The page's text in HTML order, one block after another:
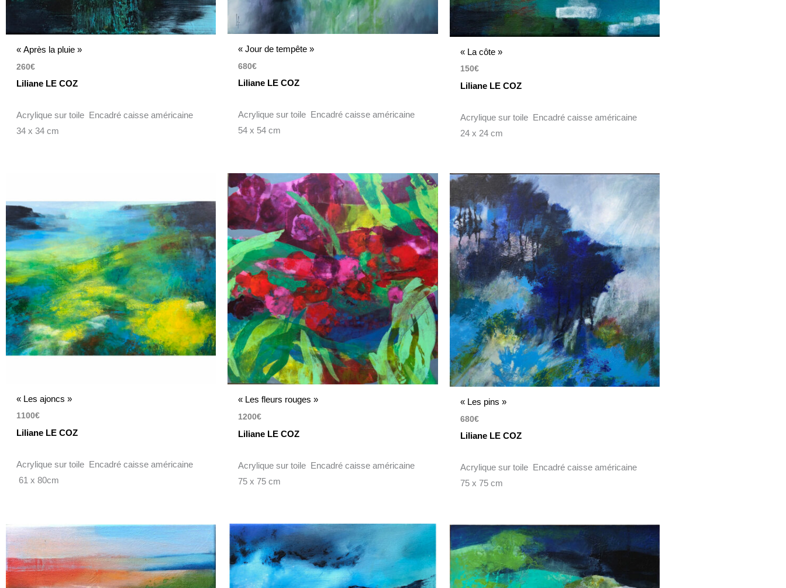
« Après la pluie »
260€
Liliane LE COZ
Acrylique sur toile Encadré caisse américaine
34 x 34 cm
« Jour de tempête »
680€
Liliane LE COZ
Acrylique sur toile Encadré caisse américaine
54 x 54 cm
« La côte »
150€
Liliane LE COZ
Acrylique sur toile Encadré caisse américaine
24 x 24 cm
« Les ajoncs »
1100€
Liliane LE COZ
Acrylique sur toile Encadré caisse américaine
61 x 80cm
« Les fleurs rouges »
1200€
Liliane LE COZ
Acrylique sur toile Encadré caisse américaine
75 x 75 cm
« Les pins »
680€
Liliane LE COZ
Acrylique sur toile Encadré caisse américaine
75 x 75 cm